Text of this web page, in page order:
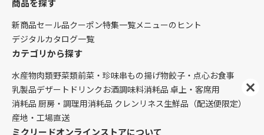
商品を探す
新商品セール品クーポン特集一覧メニューのヒント
デジタルカタログ一覧
カテゴリから探す
水産物肉類野菜類前菜・珍味串もの揚げ物餃子・点心お食事
乳製品デザート ドリンク お酒調味料消耗品 卓上・客席用
消耗品 厨房・調理用消耗品 クレンリネス生鮮品（配送便限定）
産地・工場直送
ミクリードオンラインストアについて